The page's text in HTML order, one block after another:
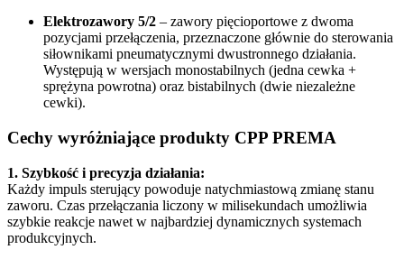
Elektrozawory 5/2 – zawory pięcioportowe z dwoma
pozycjami przełączenia, przeznaczone głównie do sterowania
siłownikami pneumatycznymi dwustronnego działania.
Występują w wersjach monostabilnych (jedna cewka +
sprężyna powrotna) oraz bistabilnych (dwie niezależne
cewki).
Cechy wyróżniające produkty CPP PREMA
1. Szybkość i precyzja działania:
Każdy impuls sterujący powoduje natychmiastową zmianę stanu
zaworu. Czas przełączania liczony w milisekundach umożliwia
szybkie reakcje nawet w najbardziej dynamicznych systemach
produkcyjnych.